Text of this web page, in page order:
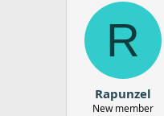
R
Rapunzel
New member